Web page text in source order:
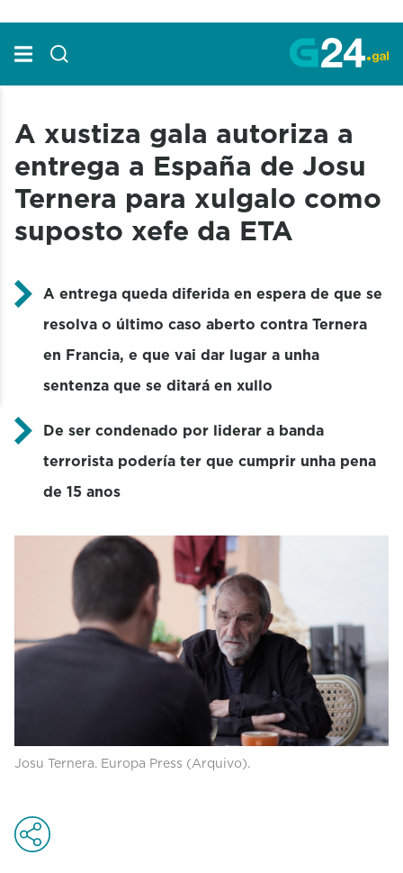
A xustiza gala autoriza a
entrega a España de Josu
Ternera para xulgalo como
suposto xefe da ETA
A entrega queda diferida en espera de que se
resolva o último caso aberto contra Ternera
en Francia, e que vai dar lugar a unha
sentenza que se ditará en xullo
De ser condenado por liderar a banda
terrorista podería ter que cumprir unha pena
de 15 anos
Josu Ternera. Europa Press (Arquivo).